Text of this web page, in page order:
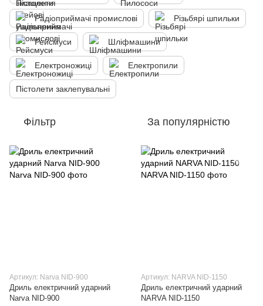
Радіоприймачі промислові Різьбярі шпильки
Рейсмуси Шліфмашини
Електроножиці Електропили
Пістолети заклепувальні
Фільтр За популярністю
Артикул: Narva NID-900
Дриль електричний ударний
Narva NID-900
Артикул: NARVA NID-1150
Дриль електричний ударний
NARVA NID-1150